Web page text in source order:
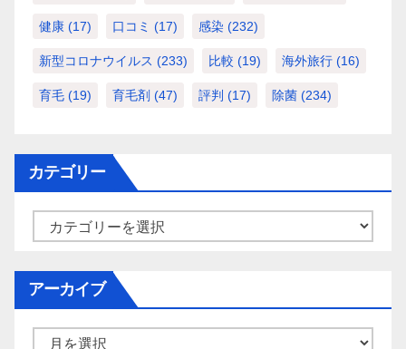
健康 (17) 口コミ (17) 感染 (232)
新型コロナウイルス (233) 比較 (19) 海外旅行 (16)
育毛 (19) 育毛剤 (47) 評判 (17) 除菌 (234)
カテゴリー
ー
アーカイブ